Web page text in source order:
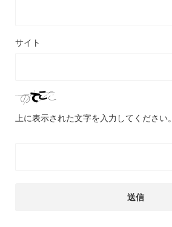
サイト
上に表示された文字を入力してください。